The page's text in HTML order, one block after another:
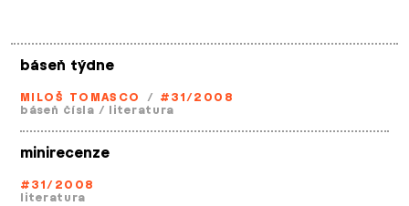
báseň týdne
MILOŠ TOMASCO / #31/2008
báseň čísla / literatura
minirecenze
#31/2008
literatura